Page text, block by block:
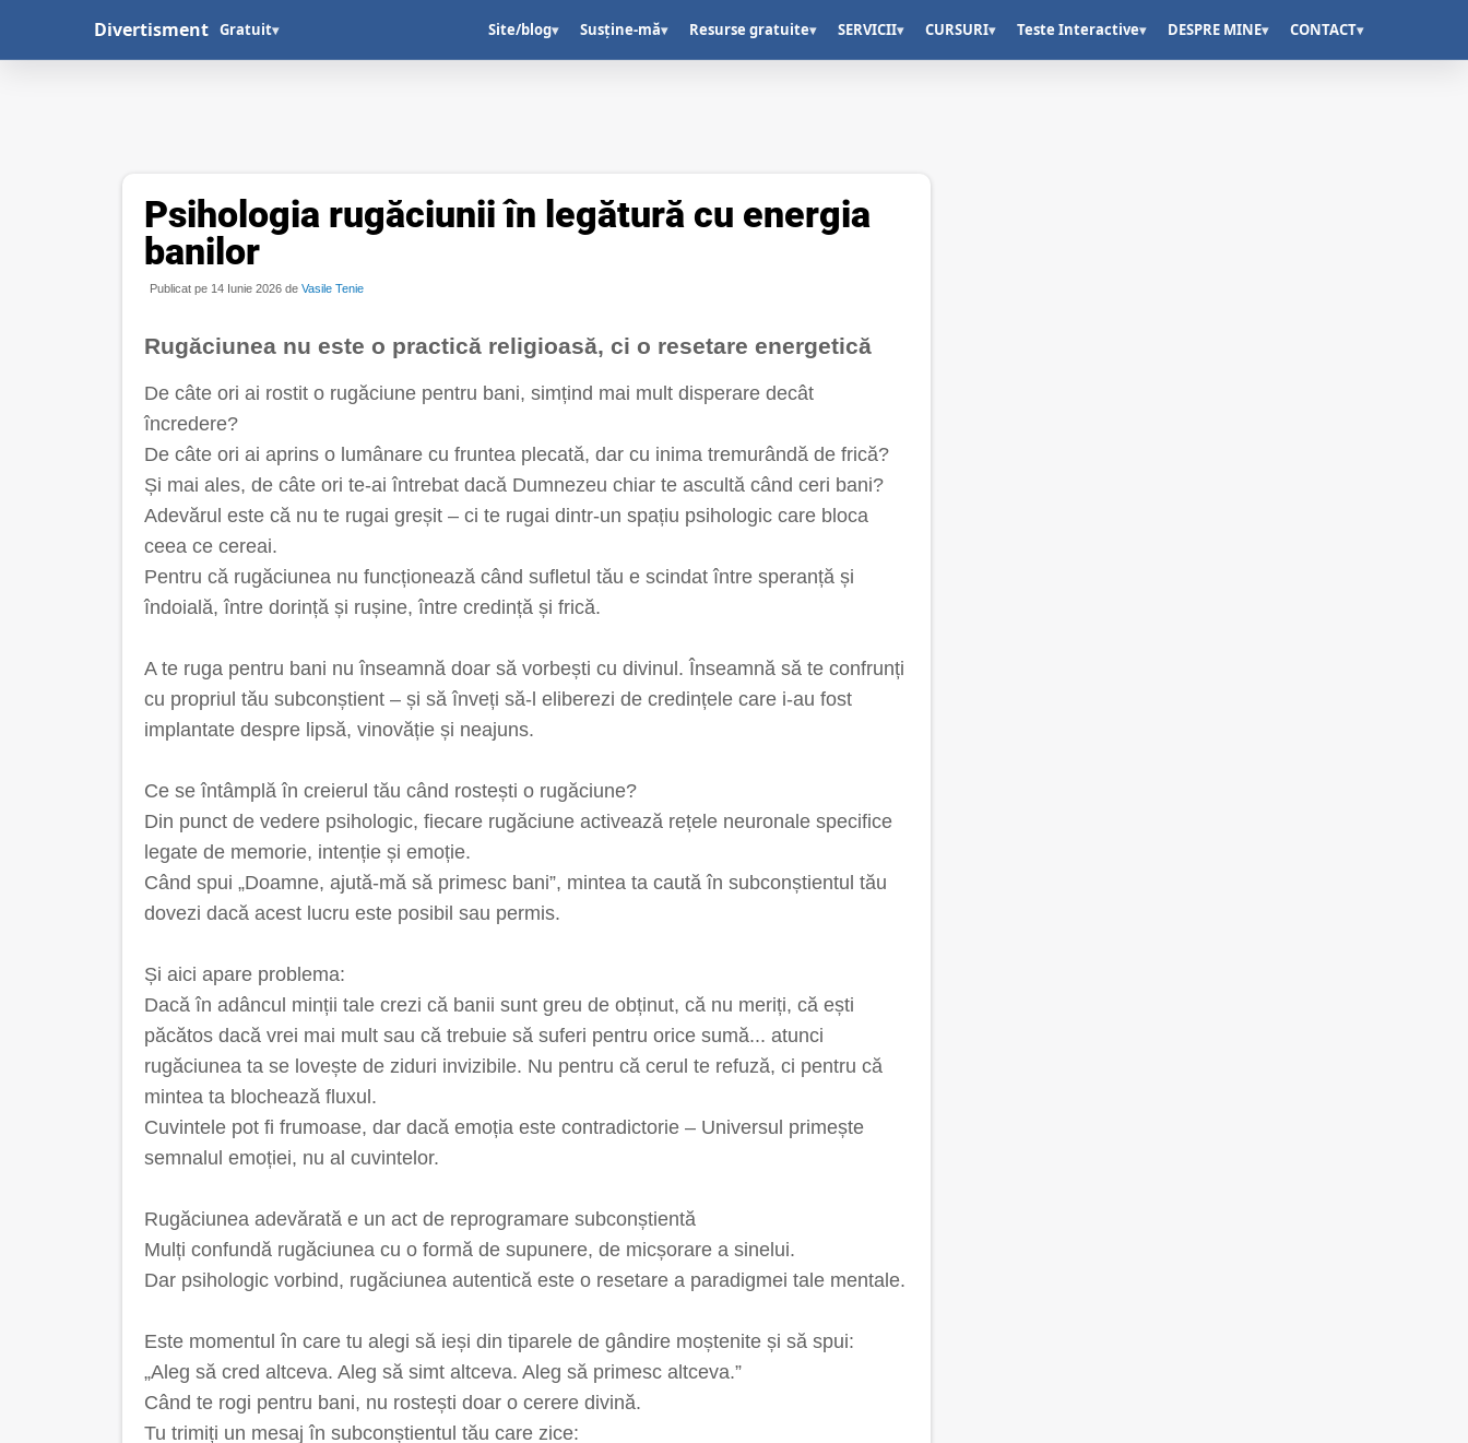
Divertisment Gratuit▾ Site/blog▾ Susține-mă▾ Resurse gratuite▾ SERVICII▾ CURSURI▾ Teste Interactive▾ DESPRE MINE▾ CONTACT▾
Psihologia rugăciunii în legătură cu energia
banilor
Publicat pe 14 Iunie 2026 de Vasile Tenie
Rugăciunea nu este o practică religioasă, ci o resetare energetică
De câte ori ai rostit o rugăciune pentru bani, simțind mai mult disperare decât
încredere?
De câte ori ai aprins o lumânare cu fruntea plecată, dar cu inima tremurândă de frică?
Și mai ales, de câte ori te-ai întrebat dacă Dumnezeu chiar te ascultă când ceri bani?
Adevărul este că nu te rugai greșit – ci te rugai dintr-un spațiu psihologic care bloca
ceea ce cereai.
Pentru că rugăciunea nu funcționează când sufletul tău e scindat între speranță și
îndoială, între dorință și rușine, între credință și frică.
A te ruga pentru bani nu înseamnă doar să vorbești cu divinul. Înseamnă să te confrunți
cu propriul tău subconștient – și să înveți să-l eliberezi de credințele care i-au fost
implantate despre lipsă, vinovăție și neajuns.
Ce se întâmplă în creierul tău când rostești o rugăciune?
Din punct de vedere psihologic, fiecare rugăciune activează rețele neuronale specifice
legate de memorie, intenție și emoție.
Când spui „Doamne, ajută-mă să primesc bani”, mintea ta caută în subconștientul tău
dovezi dacă acest lucru este posibil sau permis.
Și aici apare problema:
Dacă în adâncul minții tale crezi că banii sunt greu de obținut, că nu meriți, că ești
păcătos dacă vrei mai mult sau că trebuie să suferi pentru orice sumă... atunci
rugăciunea ta se lovește de ziduri invizibile. Nu pentru că cerul te refuză, ci pentru că
mintea ta blochează fluxul.
Cuvintele pot fi frumoase, dar dacă emoția este contradictorie – Universul primește
semnalul emoției, nu al cuvintelor.
Rugăciunea adevărată e un act de reprogramare subconștientă
Mulți confundă rugăciunea cu o formă de supunere, de micșorare a sinelui.
Dar psihologic vorbind, rugăciunea autentică este o resetare a paradigmei tale mentale.
Este momentul în care tu alegi să ieși din tiparele de gândire moștenite și să spui:
„Aleg să cred altceva. Aleg să simt altceva. Aleg să primesc altceva.”
Când te rogi pentru bani, nu rostești doar o cerere divină.
Tu trimiți un mesaj în subconștientul tău care zice: